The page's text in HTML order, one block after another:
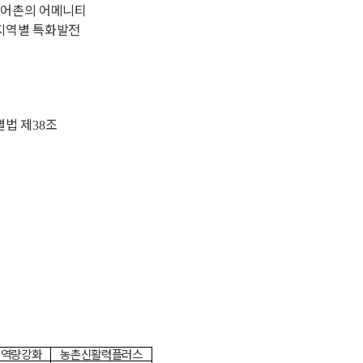
촌의 어메니티
역별 특화발전
법 제38조
량강화 농촌신활력플러스